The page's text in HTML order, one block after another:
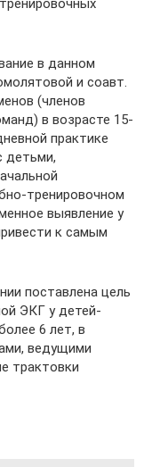
в данном
и соавт.
(членов
в возрасте 15-
практике
детьми,
тренировочном
выявление у
к самым
поставлена цель
ЭКГ у детей-
6 лет, в
ведущими
трактовки